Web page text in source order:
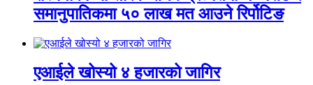
समानुपातिकमा ५० लाख मत आउने रिर्पोटिङ
एआईले खोस्यो ४ हजारको जागिर